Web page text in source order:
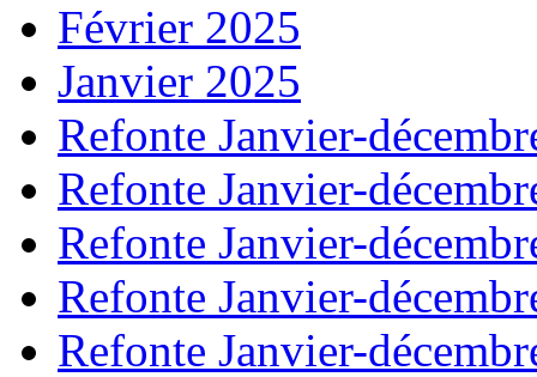
Février 2025
Janvier 2025
Refonte Janvier-
Refonte Janvier-
Refonte Janvier-
Refonte Janvier-
Refonte Janvier-